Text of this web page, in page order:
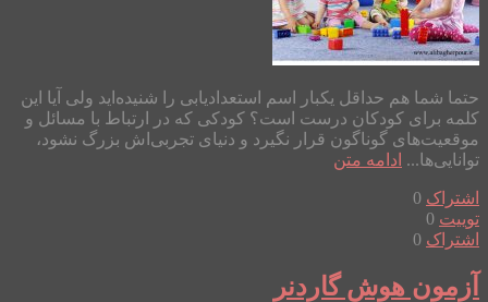
حتما شما هم حداقل یکبار اسم استعدادیابی را شنیده‌اید ولی آیا این
کلمه برای کودکان درست است؟ کودکی که در ارتباط با مسائل و
موقعیت‌های گوناگون قرار نگیرد و دنیای تجربی‌اش بزرگ نشود،
توانایی‌ها... ادامه متن
اشتراک 0
توییت 0
اشتراک 0
آزمون هوش گاردنر